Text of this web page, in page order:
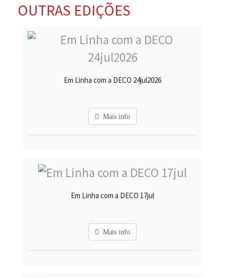
OUTRAS EDIÇÕES
Em Linha com a DECO 24jul2026
Mais info
Em Linha com a DECO 17jul
Mais info